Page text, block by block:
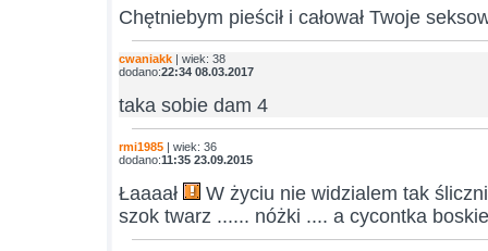
Chętniebym pieścił i całował Twoje
cwaniakk | wiek: 38
dodano:22:34 08.03.2017
taka sobie dam 4
rmi1985 | wiek: 36
dodano:11:35 23.09.2015
Łaaaał
W życiu nie widzialem tak
szok twarz ...... nóżki .... a cycontka